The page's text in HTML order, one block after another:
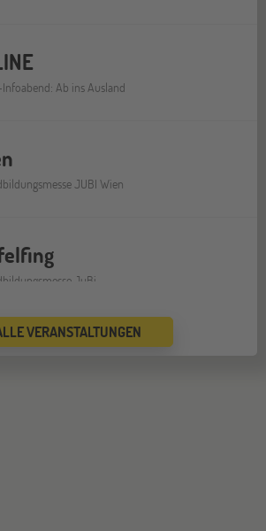
Ab ins Ausland
JUBI Wien
JuBi
VERANSTALTUNGEN